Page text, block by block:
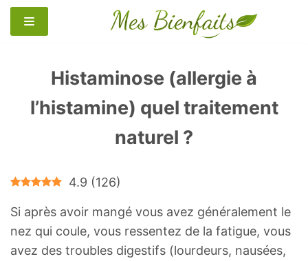
Aller
au
Histaminose (allergie à
l’histamine) quel traitement
naturel ?
4.9 (126)
Si après avoir mangé vous avez généralement le
nez qui coule, vous ressentez de la fatigue, vous
avez des troubles digestifs (lourdeurs, nausées,